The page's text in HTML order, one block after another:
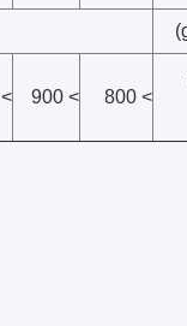
> 800
> 900
> 1000